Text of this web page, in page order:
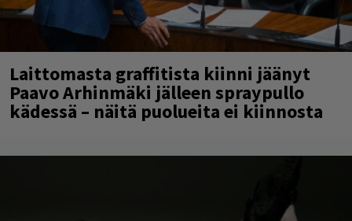
Laittomasta graffitista kiinni jäänyt
Paavo Arhinmäki jälleen spraypullo
kädessä – näitä puolueita ei kiinnosta